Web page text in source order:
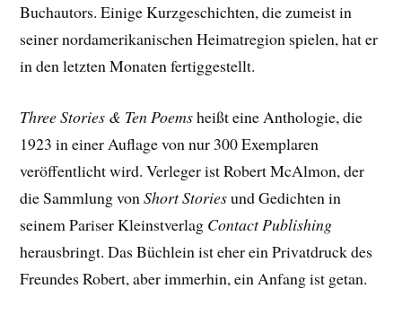
Buchautors. Einige Kurzgeschichten, die zumeist in
seiner nordamerikanischen Heimatregion spielen, hat er
in den letzten Monaten fertiggestellt.
Three Stories & Ten Poemsheißt eine Anthologie, die
1923 in einer Auflage von nur 300 Exemplaren
veröffentlicht wird. Verleger ist Robert McAlmon, der
die Sammlung vonShort Storiesund Gedichten in
seinem Pariser Kleinstverlag Contact Publishing
herausbringt. Das Büchlein ist eher ein Privatdruck des
Freundes Robert, aber immerhin, ein Anfang ist getan.